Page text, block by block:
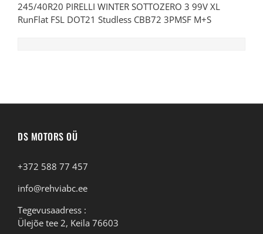
245/40R20 PIRELLI WINTER SOTTOZERO 3 99V XL
RunFlat FSL DOT21 Studless CBB72 3PMSF M+S
DS MOTORS OÜ
+372 588 77 457
info@rehviabc.ee
Tegevusaadress :
Ülejõe tee 2, Keila 76603